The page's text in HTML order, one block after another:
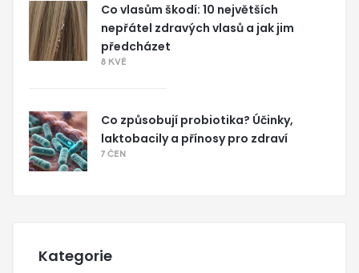
Co vlasům škodí: 10 největších
nepřátel zdravých vlasů a jak jim
předcházet
8 KVĚ
Co způsobují probiotika? Účinky,
laktobacily a přínosy pro zdraví
7 ČEN
Kategorie